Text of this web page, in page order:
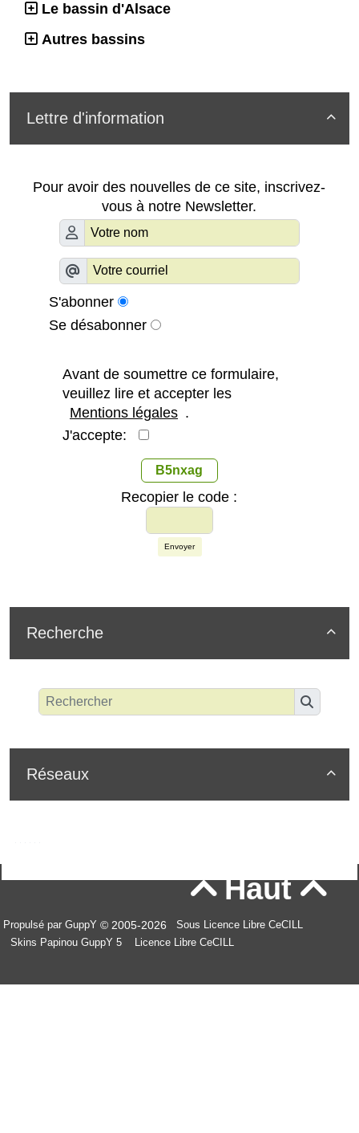
Le bassin d'Alsace
Autres bassins

Lettre d'information
Pour avoir des nouvelles de ce site, inscrivez-
vous à notre Newsletter.
S'abonner
Se désabonner
Avant de soumettre ce formulaire,
veuillez lire et accepter les
Mentions légales .
J'accepte:
B5nxag
Recopier le code :
Envoyer

Recherche

Réseaux
Haut
Propulsé par GuppY© 2005-2026
Sous Licence Libre CeCILL
Skins Papinou GuppY 5
Licence Libre CeCILL